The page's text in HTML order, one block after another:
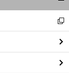
閉
る
新
し
い
ウ
ィ